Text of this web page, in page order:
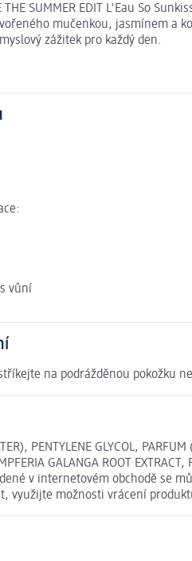
THE SUMMER EDIT L'Eau So
mučenkou, jasmínem a
zážitek pro každý den.
vůní
na podrážděnou pokožku
PENTYLENE GLYCOL,
GALANGA ROOT
v internetovém obchodě se
využijte možnosti vrácení